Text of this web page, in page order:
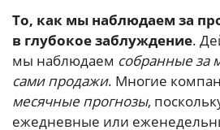
То, как мы наблюдаем за
в глубокое заблуждение.
мы наблюдаем собранные за
сами продажи. Многие
месячные прогнозы,
ежедневные или